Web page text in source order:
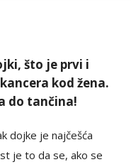
što je prvi i
kod žena.
do tančina!
dojke je najčešća
je to da se, ako se